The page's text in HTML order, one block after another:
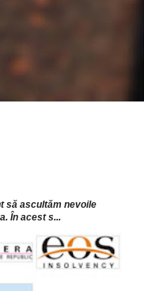
să ascultăm nevoile
În acest s...